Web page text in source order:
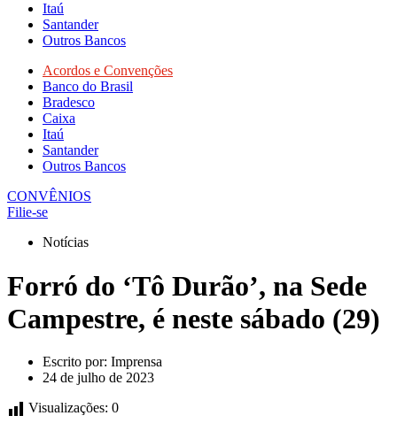
Itaú
Santander
Outros Bancos
Acordos e Convenções
Banco do Brasil
Bradesco
Caixa
Itaú
Santander
Outros Bancos
CONVÊNIOS
Filie-se
Notícias
Forró do ‘Tô Durão’, na Sede
Campestre, é neste sábado (29)
Escrito por: Imprensa
24 de julho de 2023
Visualizações: 0